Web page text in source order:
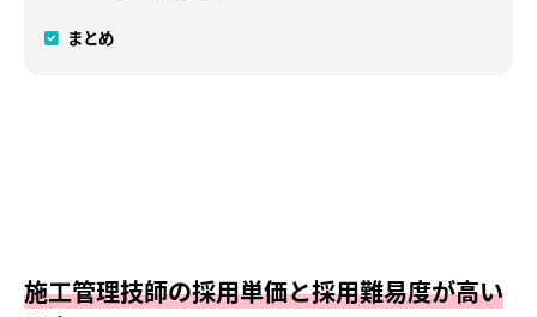
まとめ
施工管理技師の採用単価と採用難易度が高い